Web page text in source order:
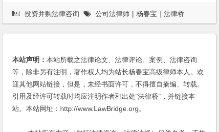
投资并购法律咨询 公司法律师 | 杨春宝 | 法律桥
本站声明：本站所载之法律论文、法律评论、案例、法律咨询
等，除非另有注明，著作权人均为站长杨春宝高级律师本人。欢
迎其他网站链接，但是，未经书面许可，不得擅自摘编、转载。
引用及经许可转载时均应注明作者和出处"法律桥"，并链接本
站。本站网址：http://www.LawBridge.org。